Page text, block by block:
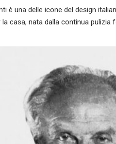
è una delle icone del design
casa, nata dalla continua pulizia